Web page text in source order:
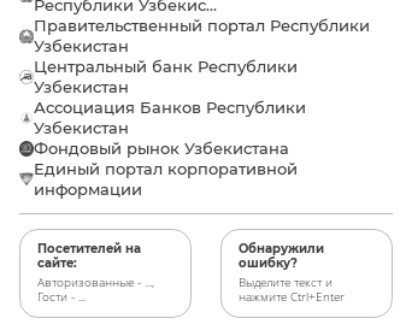
Республики Узбекис...
Правительственный портал Республики
Узбекистан
Центральный банк Республики
Узбекистан
Ассоциация Банков Республики
Узбекистан
Фондовый рынок Узбекистана
Единый портал корпоративной
информации
Посетителей на
сайте:
Авторизованные - ...,
Гости - ...
Обнаружили
ошибку?
Выделите текст и
нажмите Ctrl+Enter